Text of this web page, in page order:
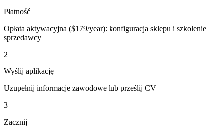
Płatność
Opłata aktywacyjna ($179/year): konfiguracja sklepu i szkolenie
sprzedawcy
2
Wyślij aplikację
Uzupełnij informacje zawodowe lub prześlij CV
3
Zacznij